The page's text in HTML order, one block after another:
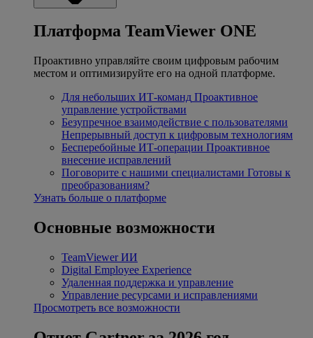
Платформа TeamViewer ONE
Проактивно управляйте своим цифровым рабочим
местом и оптимизируйте его на одной платформе.
Для небольших ИТ-команд Проактивное
управление устройствами
Безупречное взаимодействие с пользователями
Непрерывный доступ к цифровым технологиям
Бесперебойные ИТ-операции Проактивное
внесение исправлений
Поговорите с нашими специалистами Готовы к
преобразованиям?
Узнать больше о платформе
Основные возможности
TeamViewer ИИ
Digital Employee Experience
Удаленная поддержка и управление
Управление ресурсами и исправлениями
Просмотреть все возможности